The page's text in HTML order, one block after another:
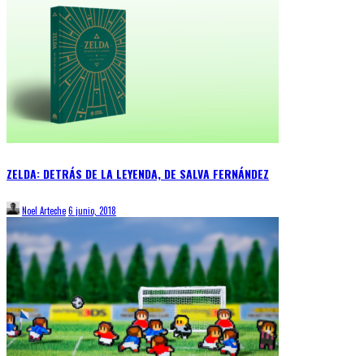
ZELDA: DETRÁS DE LA LEYENDA, DE SALVA FERNÁNDEZ
Noel Arteche6 junio, 2018